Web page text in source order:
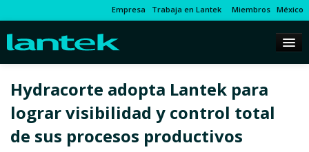
Empresa Trabaja en Lantek Miembros México
Hydracorte adopta Lantek para
lograr visibilidad y control total
de sus procesos productivos